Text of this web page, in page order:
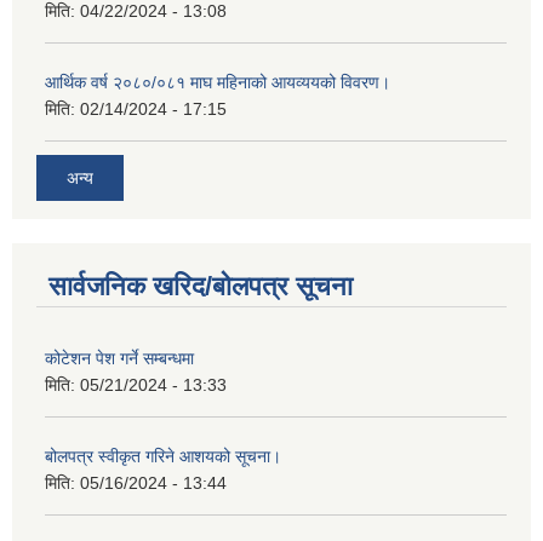
मिति: 04/22/2024 - 13:08
आर्थिक वर्ष २०८०/०८१ माघ महिनाको आयव्ययको विवरण।
मिति: 02/14/2024 - 17:15
अन्य
सार्वजनिक खरिद/बोलपत्र सूचना
कोटेशन पेश गर्ने सम्बन्धमा
मिति: 05/21/2024 - 13:33
बोलपत्र स्वीकृत गरिने आशयको सूचना।
मिति: 05/16/2024 - 13:44